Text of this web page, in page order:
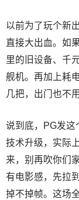
以前为了玩个新
直接大出血。如
里的旧设备、千
舰机。再加上耗
几把，出门也不
说到底，PG发这
技术升级，实际
来，别再吹你们
有电影感，先拉
掉不掉帧。这场